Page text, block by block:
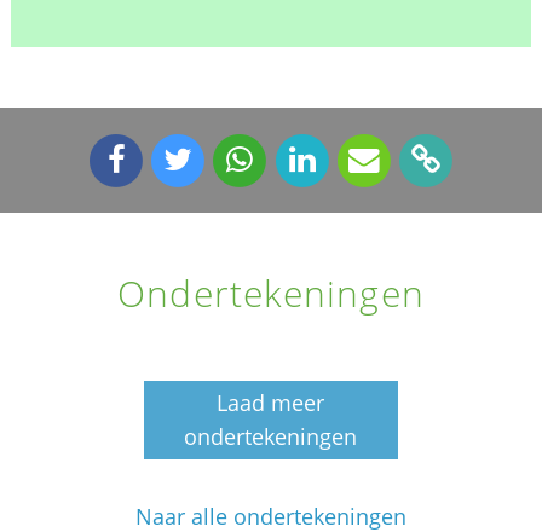
Ondertekeningen
Laad meer
ondertekeningen
Naar alle ondertekeningen